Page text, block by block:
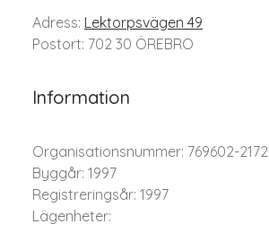
Adress: Lektorpsvägen 49
Postort: 702 30 ÖREBRO
Information
Organisationsnummer: 769602-2172
Byggår: 1997
Registreringsår: 1997
Lägenheter: